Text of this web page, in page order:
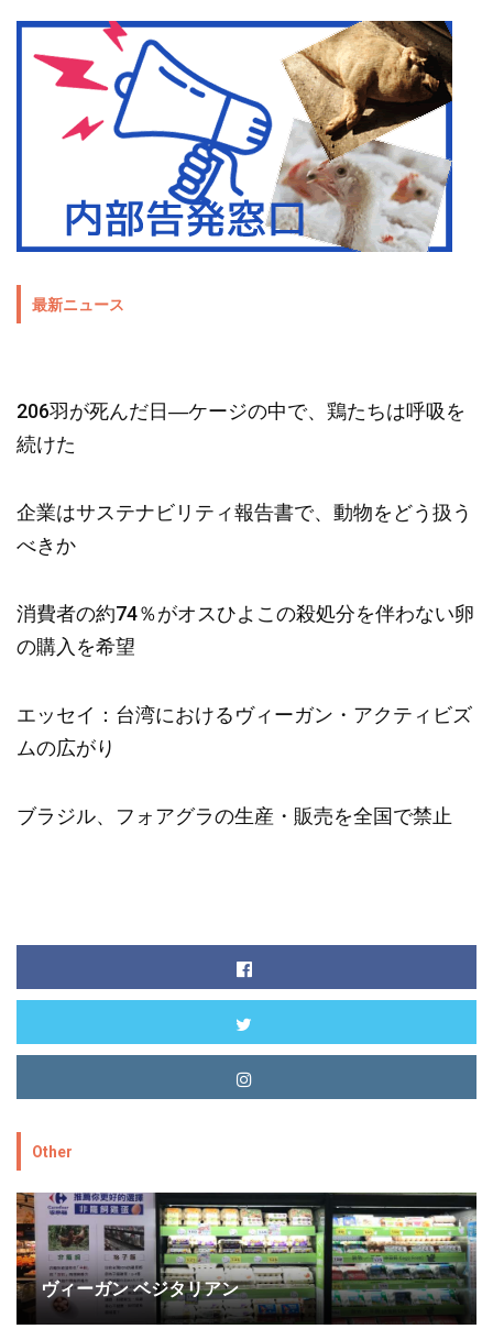
最新ニュース
206羽が死んだ日―ケージの中で、鶏たちは呼吸を
続けた
企業はサステナビリティ報告書で、動物をどう扱う
べきか
消費者の約74％がオスひよこの殺処分を伴わない卵
の購入を希望
エッセイ：台湾におけるヴィーガン・アクティビズ
ムの広がり
ブラジル、フォアグラの生産・販売を全国で禁止
Other
ヴィーガン ベジタリアン